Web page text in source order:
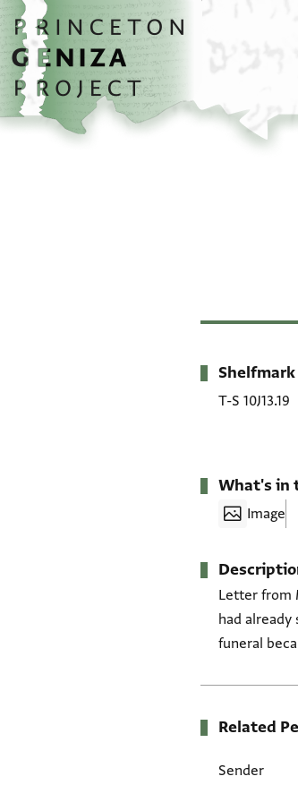
Skip to main content
home
Metadata
Shelfmark
T-S 10J13.19
What's in
Image
Letter from
had
funeral
Related
Sender